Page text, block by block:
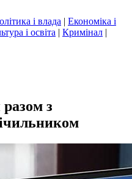
і влада | Економіка і
і освіта | Кримінал |
з